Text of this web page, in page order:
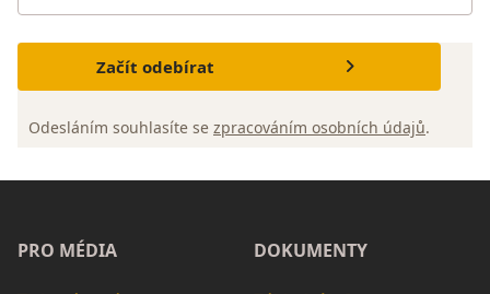
Začít odebírat
Odesláním souhlasíte se zpracováním osobních údajů.
PRO MÉDIA DOKUMENTY